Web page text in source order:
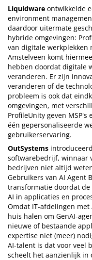
Liquidware ontwikkelde
environment
daardoor uitermate
hybride omgevingen:
van digitale werkplekken
Amstelveen komt
hebben doordat digitale
veranderen. Er zijn
veranderen of de
probleem is ook dat
omgevingen, met
ProfileUnity geven
één gepersonaliseerde
gebruikerservaring.
OutSystems
softwarebedrijf, winnaar
bedrijven niet altijd
Gebruikers van AI Agent
transformatie doordat
AI in applicaties en
Omdat IT-afdelingen
huis halen om GenAI-
nieuwe of bestaande
expertise niet (meer)
AI-talent is dat voor veel
scheelt het aanzienlijk in